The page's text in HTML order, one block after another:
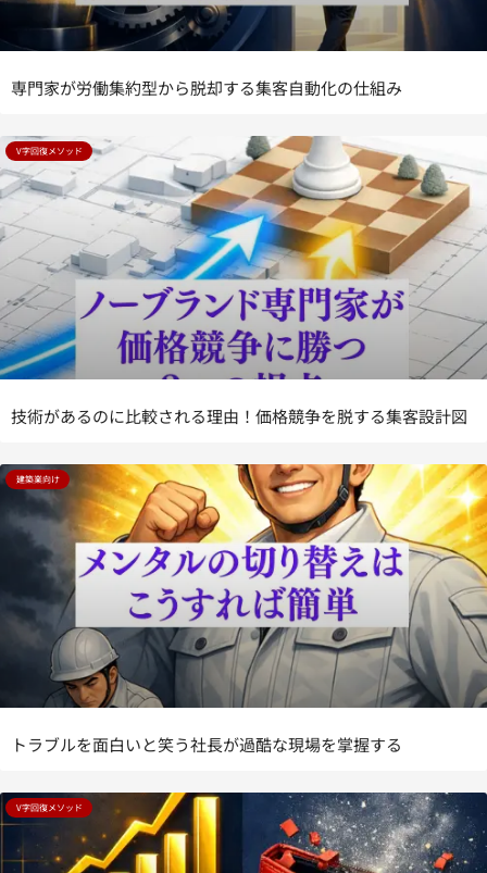
専門家が労働集約型から脱却する集客自動化の仕組み
V字回復メソッド
技術があるのに比較される理由！価格競争を脱する集客設計図
建築業向け
トラブルを面白いと笑う社長が過酷な現場を掌握する
V字回復メソッド